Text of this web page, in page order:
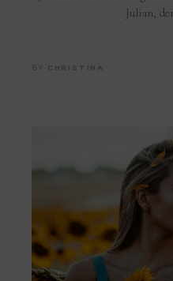
Julian,
BY CHRISTINA